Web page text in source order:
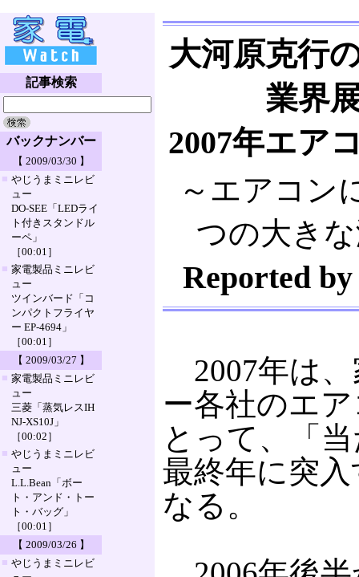
記事検索
バックナンバー
【 2009/03/30 】
■ やじうまミニレビ
ュー
DO-SEE「LEDライ
ト付きスタンドル
ーペ」
［00:01］
■ 家電製品ミニレビ
ュー
ツインバード「コ
ンパクトフライヤ
ー EP-4694」
［00:01］
【 2009/03/27 】
■ 家電製品ミニレビ
ュー
三菱「蒸気レスIH
NJ-XS10J」
［00:02］
■ やじうまミニレビ
ュー
L.L.Bean「ボー
ト・アンド・トー
ト・バッグ」
［00:01］
【 2009/03/26 】
■ やじうまミニレビ
大河原克行
業界
2007年エア
～エアコン
つの大き
Reported
2007年は、
ー各社のエ
とって、「
最終年に突
なる。